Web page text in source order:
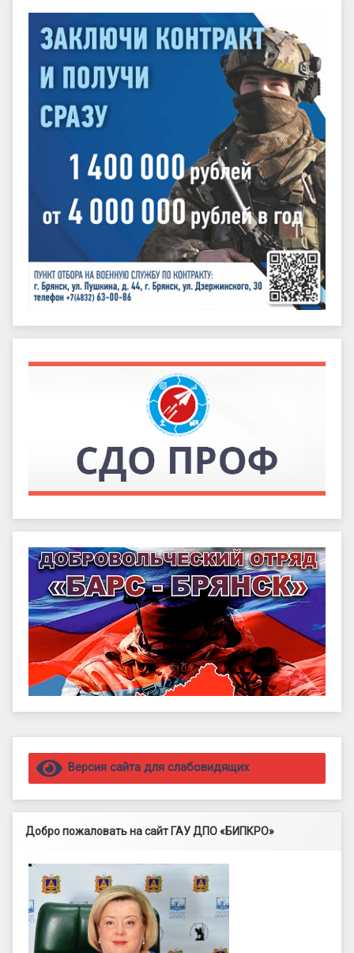
Правый сайдбар
Версия сайта для слабовидящих
Добро пожаловать на сайт ГАУ ДПО «БИПКРО»